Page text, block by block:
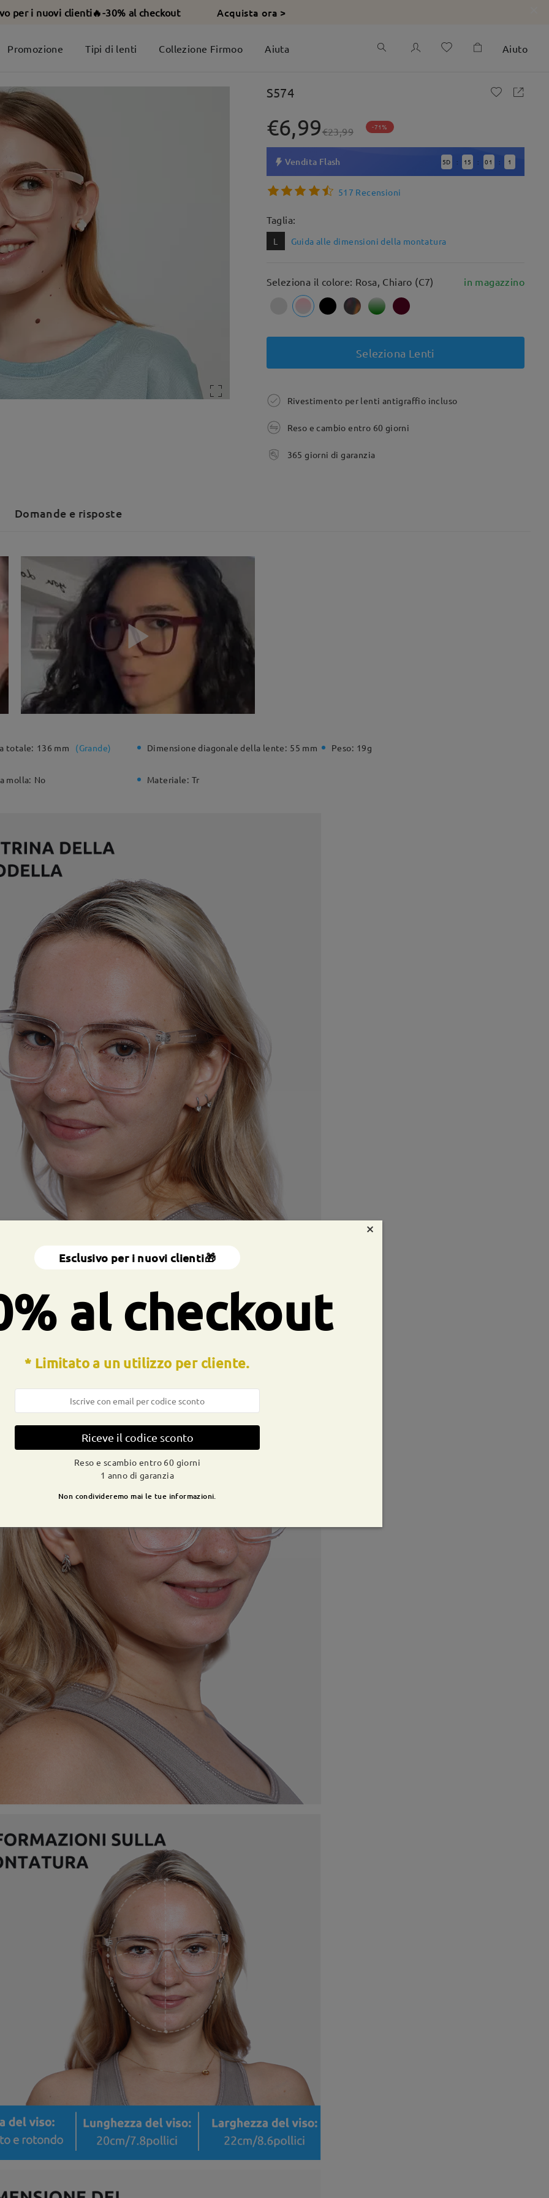
per i nuovi clienti🔥-30% al checkout Acquista ora >
Promozione Tipi di lenti Collezione Firmoo Aiuta Aiuto
S574
€6,99€23,99 -71%
Vendita Flash 5D : 15 : 00 : 59
517 Recensioni
Taglia:
L Guida alle dimensioni della montatura
Seleziona il colore: Rosa, Chiaro (C7) in magazzino
Seleziona Lenti
Rivestimento per lenti antigraffio incluso
Reso e cambio entro 60 giorni
365 giorni di garanzia
Domande e risposte
totale: 136 mm (Grande) Dimensione diagonale della lente: 55 mm Peso: 19g
molla: No Materiale: Tr
×
Esclusivo per i nuovi clienti🎁
al checkout
* Limitato a un utilizzo per cliente.
Riceve il codice sconto
Reso e scambio entro 60 giorni
1 anno di garanzia
Non condivideremo mai le tue informazioni.